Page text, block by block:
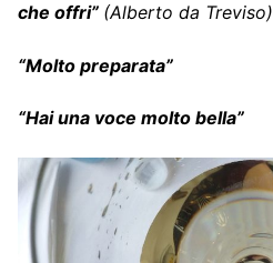
che offri” (Alberto da Treviso)
“Molto preparata”
“Hai una voce molto bella”